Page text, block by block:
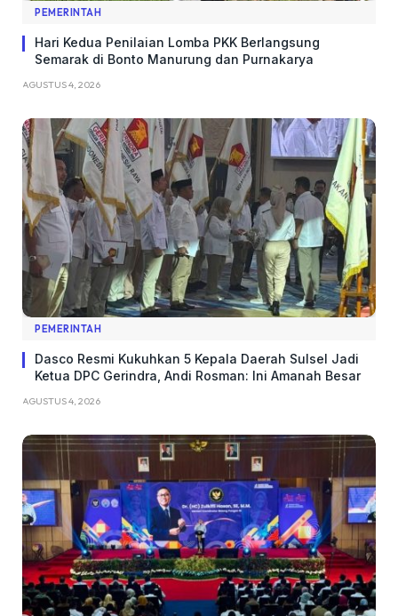
PEMERINTAH
Hari Kedua Penilaian Lomba PKK Berlangsung
Semarak di Bonto Manurung dan Purnakarya
AGUSTUS 4, 2026
PEMERINTAH
Dasco Resmi Kukuhkan 5 Kepala Daerah Sulsel Jadi
Ketua DPC Gerindra, Andi Rosman: Ini Amanah Besar
AGUSTUS 4, 2026